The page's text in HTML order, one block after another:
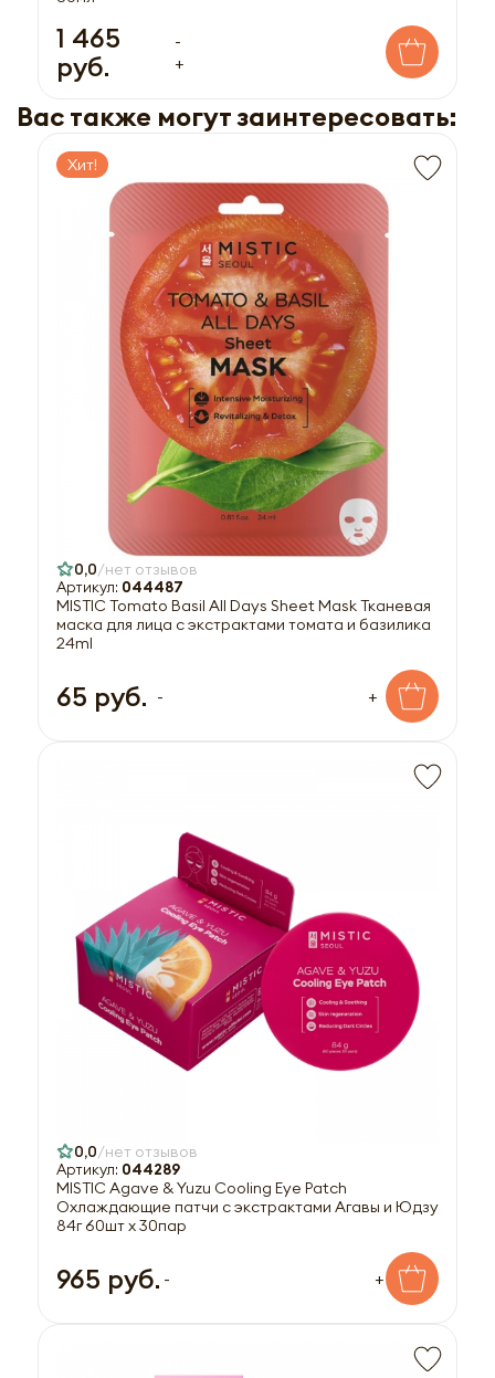
1 465
руб.
-
+
Вас также могут заинтересовать:
Хит!
0,0 нет отзывов
Артикул: 044487
MISTIC Tomato Basil All Days Sheet Mask Тканевая
маска для лица с экстрактами томата и базилика
24ml
65 руб. - +
0,0 нет отзывов
Артикул: 044289
MISTIC Agave & Yuzu Cooling Eye Patch
Охлаждающие патчи с экстрактами Агавы и Юдзу
84г 60шт х 30пар
965 руб. - +